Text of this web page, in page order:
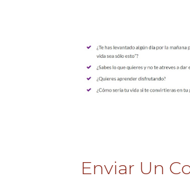
Enviar Un